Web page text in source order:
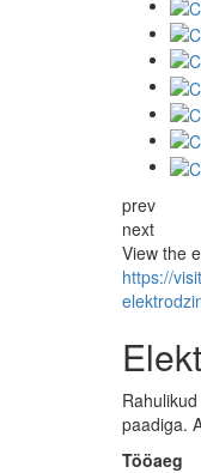
prev
next
View the
https://
paadiga.
Tööaeg